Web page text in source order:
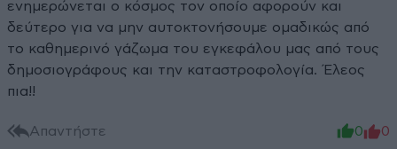
ενημερώνεται ο κόσμος τον οποίο αφορούν και
δεύτερο για να μην αυτοκτονήσουμε ομαδικώς από
το καθημερινό γάζωμα του εγκεφάλου μας από τους
δημοσιογράφους και την καταστροφολογία. Έλεος
πια!!
Απαντήστε 0 0